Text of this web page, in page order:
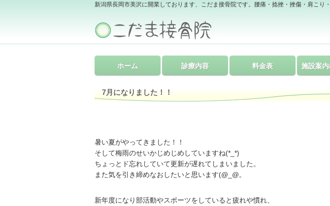
新潟県長岡市美沢に開業しております、こだま接骨院です。腰痛・捻挫・挫傷・肩こり
ホーム 診療内容 料金表 施設案
7月になりました！！
暑い夏がやってきました！！
そして梅雨のせいかじめじめしていますね(*_*)
ちょっとド忘れしていて更新が遅れてしまいました。
また気を引き締めなおしたいと思います(@_@。
新年度になり部活動やスポーツをしていると疲れや慣れ、